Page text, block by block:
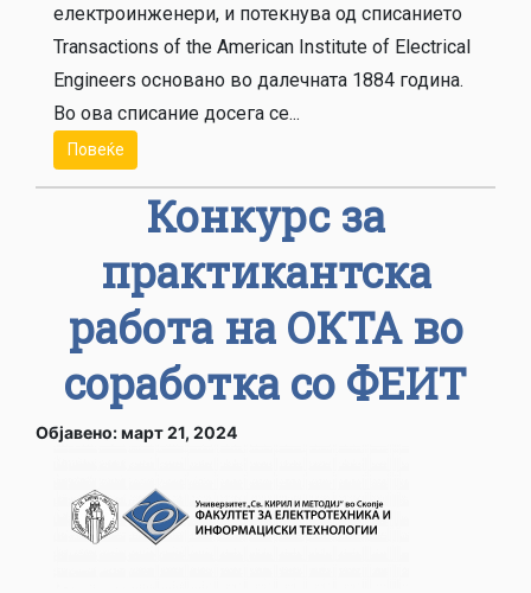
електроинженери, и потекнува од списанието
Transactions of the American Institute of Electrical
Engineers основано во далечната 1884 година.
Во ова списание досега се...
Повеќе
Конкурс за
практикантска
работа на ОКТА во
соработка со ФЕИТ
Објавено: март 21, 2024